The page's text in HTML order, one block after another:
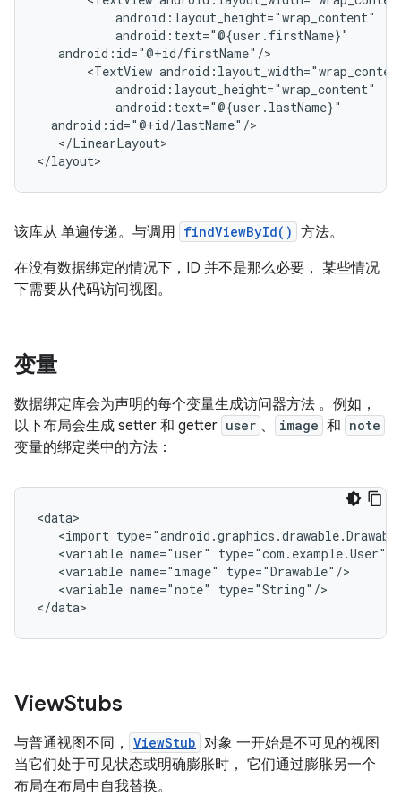
<TextView
</LinearLayout>
该库从 单遍传递。与调用 findViewById() 方法。
在没有数据绑定的情况下，ID 并不是那么必要， 某些情况
下需要从代码访问视图。
变量
数据绑定库会为声明的每个变量生成访问器方法 。例如，
以下布局会生成 setter 和 getter user 、 image 和 note
变量的绑定类中的方法：
<import
<variable name="user"
<variable name="image"
<variable name="note"
type="String"/>
ViewStubs
与普通视图不同， ViewStub 对象 一开始是不可见的视图
当它们处于可见状态或明确膨胀时， 它们通过膨胀另一个
布局在布局中自我替换。